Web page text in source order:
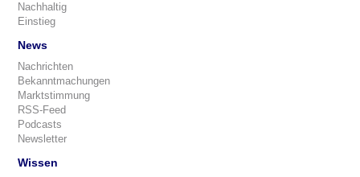
Nachhaltig
Einstieg
News
Nachrichten
Bekanntmachungen
Marktstimmung
RSS-Feed
Podcasts
Newsletter
Wissen